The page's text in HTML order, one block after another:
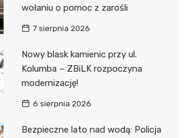
wołaniu o pomoc z zarośli
7 sierpnia 2026
Nowy blask kamienic przy ul.
Kolumba – ZBiLK rozpoczyna
modernizację!
6 sierpnia 2026
Bezpieczne lato nad wodą: Policja